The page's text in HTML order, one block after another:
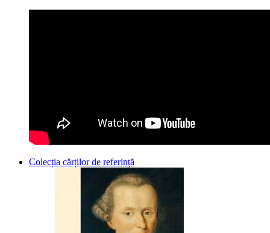
Colecția cărților de referință